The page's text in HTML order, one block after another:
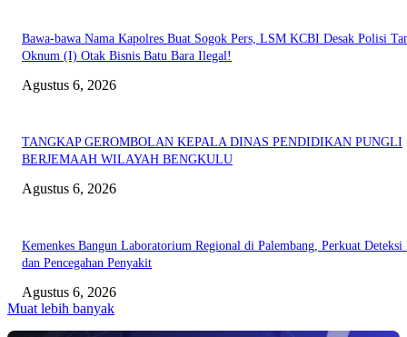
Bawa-bawa Nama Kapolres Buat Sogok Pers, LSM KCBI Desak Polisi
Oknum (I) Otak Bisnis Batu Bara Ilegal!
Agustus 6, 2026
TANGKAP GEROMBOLAN KEPALA DINAS PENDIDIKAN PUNGLI
BERJEMAAH WILAYAH BENGKULU
Agustus 6, 2026
Kemenkes Bangun Laboratorium Regional di Palembang, Perkuat
dan Pencegahan Penyakit
Agustus 6, 2026
Muat lebih banyak